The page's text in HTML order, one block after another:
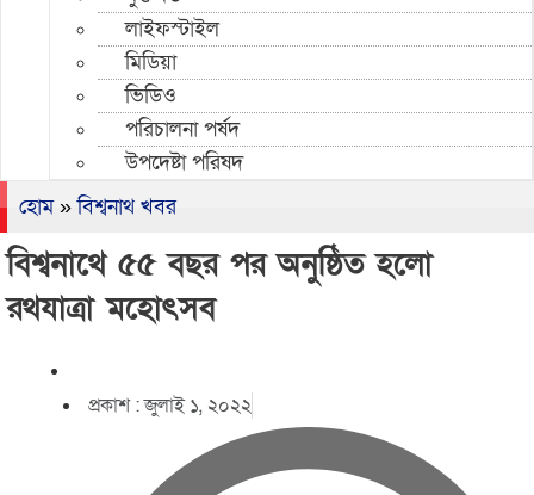
লাইফস্টাইল
মিডিয়া
ভিডিও
পরিচালনা পর্ষদ
উপদেষ্টা পরিষদ
হোম»বিশ্বনাথ খবর
বিশ্বনাথে ৫৫ বছর পর অনুষ্ঠিত হলো
রথযাত্রা মহোৎসব
প্রকাশ :জুলাই ১, ২০২২